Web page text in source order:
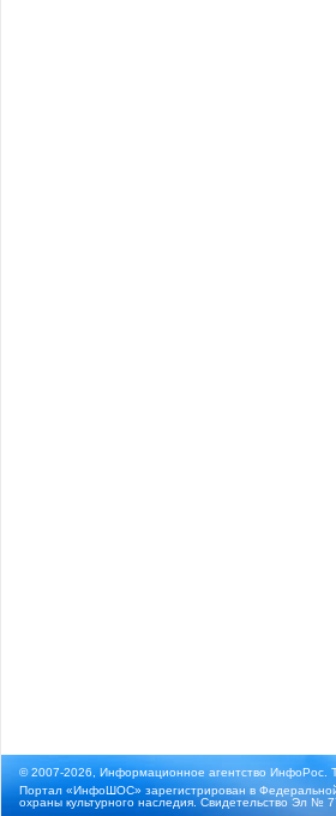
© 2007-2026, Информационное агентство ИнфоРос.
Портал «ИнфоШОС» зарегистрирован в
охраны культурного наследия. Свидетельство Эл №